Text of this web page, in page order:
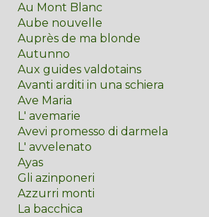
Au Mont Blanc
Aube nouvelle
Auprès de ma blonde
Autunno
Aux guides valdotains
Avanti arditi in una schiera
Ave Maria
L' avemarie
Avevi promesso di darmela
L' avvelenato
Ayas
Gli azinponeri
Azzurri monti
La bacchica